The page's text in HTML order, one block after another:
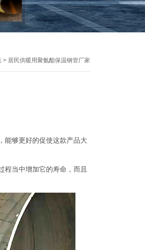
> 居民供暖用聚氨酯保温钢管厂家
能够更好的促使这款产品大
程当中增加它的寿命，而且